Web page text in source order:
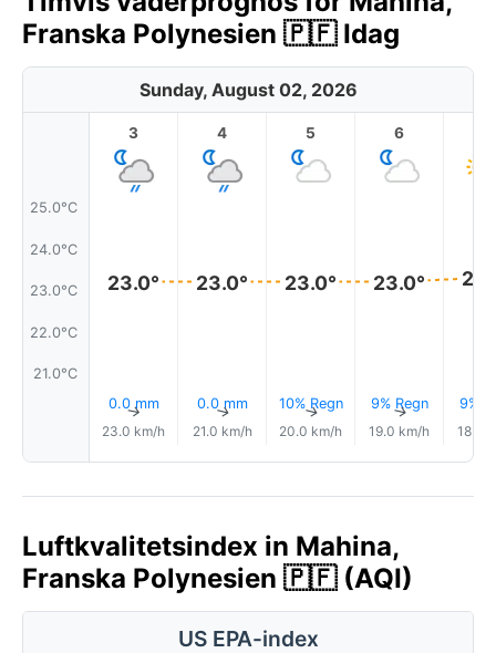
Franska Polynesien 🇵🇫 Idag
Sunday, August 02, 2026
25.0°C
24.0°C
23.0°C
22.0°C
21.0°C
3
23.0°
0.0 mm
↑
23.0 km/h
4
23.0°
0.0 mm
↑
21.0 km/h
5
23.0°
10% Regn
↑
20.0 km/h
6
23.0°
9% Regn
↑
19.0 km/h
9%
18.0
Luftkvalitetsindex in Mahina,
Franska Polynesien 🇵🇫 (AQI)
US EPA-index